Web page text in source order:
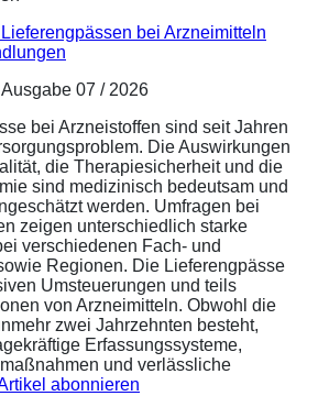
bei Arzneimitteln
07 / 2026
bei Arzneistoffen sind seit Jahren
Die Auswirkungen
die Therapiesicherheit und die
sind medizinisch bedeutsam und
werden. Umfragen bei
zeigen unterschiedlich starke
verschiedenen Fach- und
Regionen. Die Lieferengpässe
Umsteuerungen und teils
von Arzneimitteln. Obwohl die
zwei Jahrzehnten besteht,
Erfassungssysteme,
und verlässliche
abonnieren